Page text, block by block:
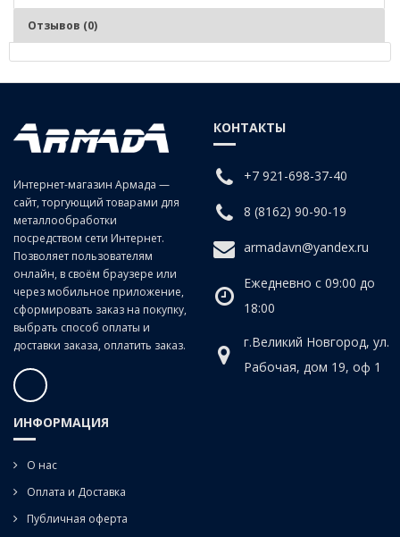
Отзывов (0)
СВЕРЛО СПИРАЛЬНОЕ С ЦИЛИНДРИЧЕСКИМ ХВОСТОВИКОМ
СРЕДНЕЙ СЕРИИ КЛАСС А, С ИЗНОСОСТОЙКИМ ПОКРЫТИЕМ ИЗ
НИТРИД ТИТАНА , СТАЛЬ Р6М5, ГОСТ 10902
Интернет-магазин Армада —
сайт, торгующий товарами для
металлообработки
посредством сети Интернет.
Позволяет пользователям
онлайн, в своём браузере или
через мобильное приложение,
сформировать заказ на покупку,
выбрать способ оплаты и
доставки заказа, оплатить заказ.
КОНТАКТЫ
+7 921-698-37-40
8 (8162) 90-90-19
armadavn@yandex.ru
Ежедневно с 09:00 до
18:00
г.Великий Новгород, ул.
Рабочая, дом 19, оф 1
ИНФОРМАЦИЯ
О нас
Оплата и Доставка
Публичная оферта